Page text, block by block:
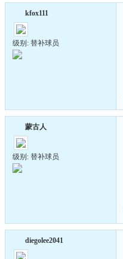
kfox111
级别: 替补球员
蒙古人
级别: 替补球员
diegolee2041